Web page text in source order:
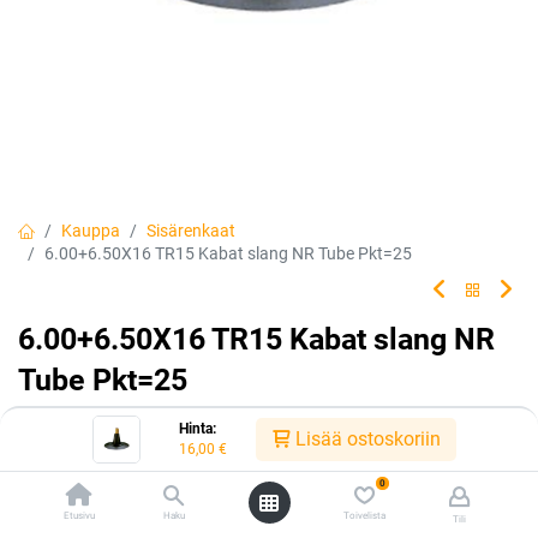
Hinta:
16,00 € Lisää ostoskoriin
Etusivu Haku
0
Toivelista Tili
Kauppa
Sisärenkaat
6.00+6.50X16 TR15 Kabat slang NR Tube Pkt=25
6.00+6.50X16 TR15 Kabat slang NR
Tube Pkt=25
Tuotekoodi: 305601
€ / kpl
Toimittajilla (kotimaa): Saatavilla